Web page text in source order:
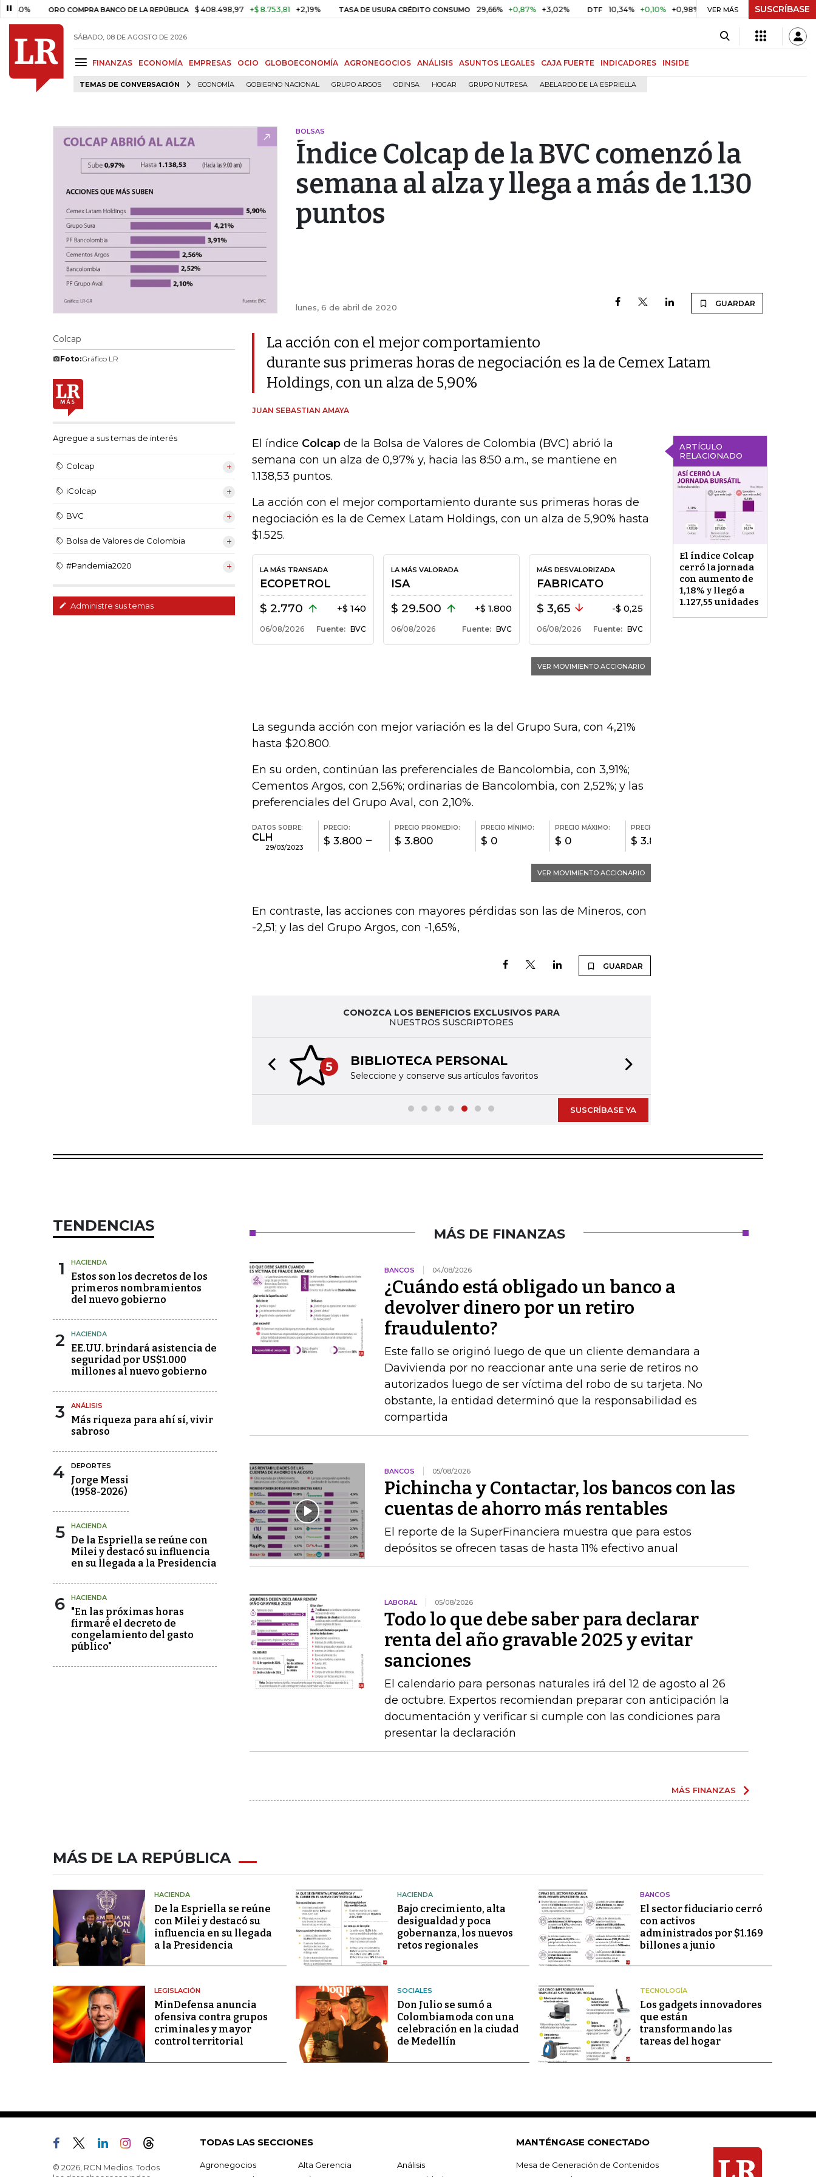
ORO COMPRA BANCO DE LA REPÚBLICA $ 408.498,97 +$ 8.753,81 +2,19% TASA DE USURA CRÉDITO CONSUMO 29,66% +0,87% +3,02% DTF 10,34% +0,10% +0,98% UVR $ 416,96 +$ 0,05 +0,01%
VER MÁS SUSCRÍBASE
SÁBADO, 08 DE AGOSTO DE 2026
FINANZAS ECONOMÍA EMPRESAS OCIO GLOBOECONOMÍA AGRONEGOCIOS ANÁLISIS ASUNTOS LEGALES CAJA FUERTE INDICADORES INSIDE
TEMAS DE CONVERSACIÓN ECONOMÍA GOBIERNO NACIONAL GRUPO ARGOS ODINSA HOGAR GRUPO NUTRESA ABELARDO DE LA ESPRIELLA
BOLSAS
Índice Colcap de la BVC comenzó la
semana al alza y llega a más de 1.130
puntos
lunes, 6 de abril de 2020 GUARDAR
Colcap
Foto:Gráfico LR
Agregue a sus temas de interés
Colcap
iColcap
BVC
Bolsa de Valores de Colombia
#Pandemia2020
Administre sus temas
La acción con el mejor comportamiento
durante sus primeras horas de negociación es la de Cemex Latam
Holdings, con un alza de 5,90%
JUAN SEBASTIAN AMAYA
ARTÍCULO
RELACIONADO
El índice Colcap
cerró la jornada
con aumento de
1,18% y llegó a
1.127,55 unidades
El índice Colcap de la Bolsa de Valores de Colombia (BVC) abrió la
semana con un alza de 0,97% y, hacia las 8:50 a.m., se mantiene en
1.138,53 puntos.
La acción con el mejor comportamiento durante sus primeras horas de
negociación es la de Cemex Latam Holdings, con un alza de 5,90% hasta
$1.525.
La segunda acción con mejor variación es la del Grupo Sura, con 4,21%
hasta $20.800.
En su orden, continúan las preferenciales de Bancolombia, con 3,91%;
Cementos Argos, con 2,56%; ordinarias de Bancolombia, con 2,52%; y las
preferenciales del Grupo Aval, con 2,10%.
En contraste, las acciones con mayores pérdidas son las de Mineros, con
-2,51; y las del Grupo Argos, con -1,65%,
GUARDAR
CONOZCA LOS BENEFICIOS EXCLUSIVOS PARA
NUESTROS SUSCRIPTORES
5 BIBLIOTECA PERSONAL
Seleccione y conserve sus artículos favoritos
Previous slide
SUSCRÍBASE YA
TENDENCIAS
1 HACIENDA
Estos son los decretos de los
primeros nombramientos
del nuevo gobierno
2 HACIENDA
EE.UU. brindará asistencia de
seguridad por US$1.000
millones al nuevo gobierno
3 ANÁLISIS
Más riqueza para ahí sí, vivir
sabroso
4 DEPORTES
Jorge Messi
(1958-2026)
5 HACIENDA
De la Espriella se reúne con
Milei y destacó su influencia
en su llegada a la Presidencia
6 HACIENDA
"En las próximas horas
firmaré el decreto de
congelamiento del gasto
público"
MÁS DE FINANZAS
BANCOS 04/08/2026
¿Cuándo está obligado un banco a
devolver dinero por un retiro
fraudulento?
Este fallo se originó luego de que un cliente demandara a
Davivienda por no reaccionar ante una serie de retiros no
autorizados luego de ser víctima del robo de su tarjeta. No
obstante, la entidad determinó que la responsabilidad es
compartida
BANCOS 05/08/2026
Pichincha y Contactar, los bancos con las
cuentas de ahorro más rentables
El reporte de la SuperFinanciera muestra que para estos
depósitos se ofrecen tasas de hasta 11% efectivo anual
LABORAL 05/08/2026
Todo lo que debe saber para declarar
renta del año gravable 2025 y evitar
sanciones
El calendario para personas naturales irá del 12 de agosto al 26
de octubre. Expertos recomiendan preparar con anticipación la
documentación y verificar si cumple con las condiciones para
presentar la declaración
MÁS FINANZAS
MÁS DE LA REPÚBLICA
HACIENDA
De la Espriella se reúne
con Milei y destacó su
influencia en su llegada
a la Presidencia
HACIENDA
Bajo crecimiento, alta
desigualdad y poca
gobernanza, los nuevos
retos regionales
BANCOS
El sector fiduciario cerró
con activos
administrados por $1.169
billones a junio
LEGISLACIÓN
MinDefensa anuncia
ofensiva contra grupos
criminales y mayor
control territorial
SOCIALES
Don Julio se sumó a
Colombiamoda con una
celebración en la ciudad
de Medellín
TECNOLOGÍA
Los gadgets innovadores
que están
transformando las
tareas del hogar
© 2026, RCN Medios. Todos
TODAS LAS SECCIONES
Agronegocios Alta Gerencia
Análisis
MANTÉNGASE CONECTADO
Mesa de Generación de Contenidos